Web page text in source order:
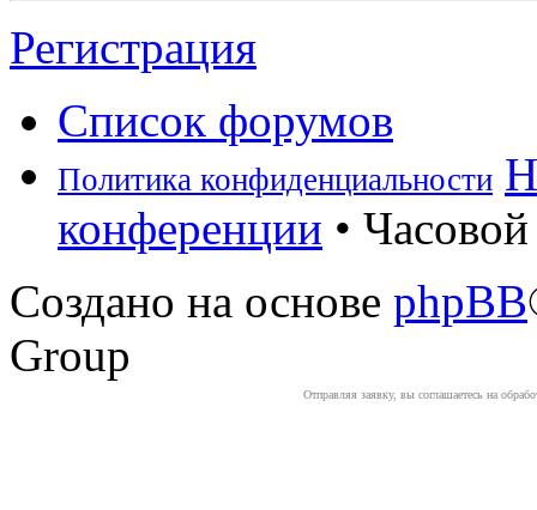
Регистрация
Список форумов
Политика конфиденциальности
конференции •
Создано на основе phpBB
Group
Отправляя заявку, вы соглашаетесь на